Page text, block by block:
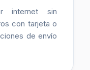
internet sin
con tarjeta o
de envío